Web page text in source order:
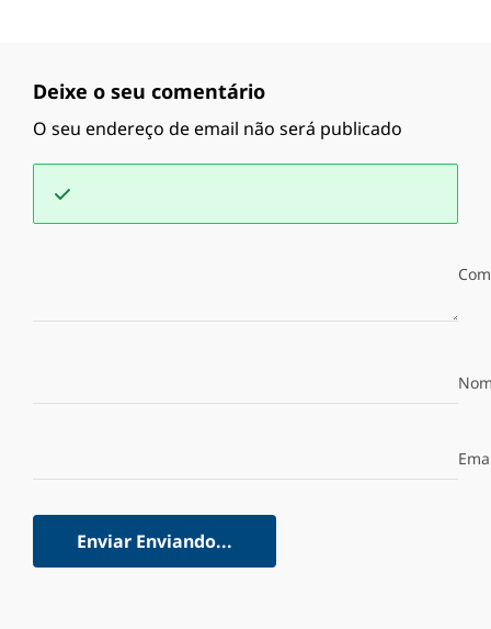
Deixe o seu comentário
O seu endereço de email não será publicado
Enviar Enviando...